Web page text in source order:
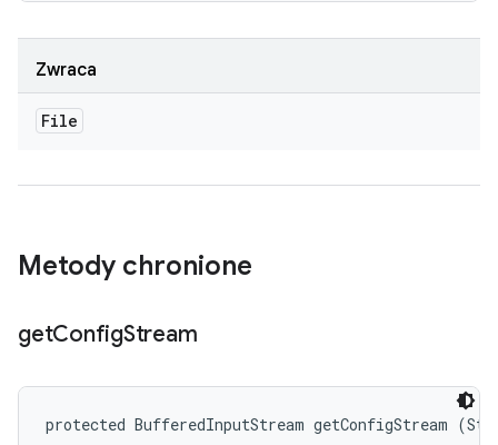
Zwraca
File
Metody chronione
getConfigStream
protected BufferedInputStream getConfigStream